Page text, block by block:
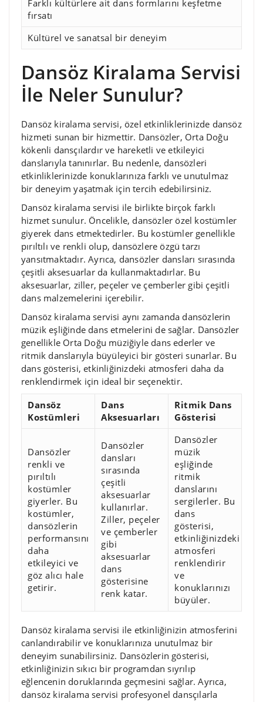
Farklı kültürlere ait dans formlarını keşfetme
fırsatı
Kültürel ve sanatsal bir deneyim
Dansöz Kiralama Servisi
İle Neler Sunulur?
Dansöz kiralama servisi, özel etkinliklerinizde dansöz
hizmeti sunan bir hizmettir. Dansözler, Orta Doğu
kökenli dansçılardır ve hareketli ve etkileyici
danslarıyla tanınırlar. Bu nedenle, dansözleri
etkinliklerinizde konuklarınıza farklı ve unutulmaz
bir deneyim yaşatmak için tercih edebilirsiniz.
Dansöz kiralama servisi ile birlikte birçok farklı
hizmet sunulur. Öncelikle, dansözler özel kostümler
giyerek dans etmektedirler. Bu kostümler genellikle
pırıltılı ve renkli olup, dansözlere özgü tarzı
yansıtmaktadır. Ayrıca, dansözler dansları sırasında
çeşitli aksesuarlar da kullanmaktadırlar. Bu
aksesuarlar, ziller, peçeler ve çemberler gibi çeşitli
dans malzemelerini içerebilir.
Dansöz kiralama servisi aynı zamanda dansözlerin
müzik eşliğinde dans etmelerini de sağlar. Dansözler
genellikle Orta Doğu müziğiyle dans ederler ve
ritmik danslarıyla büyüleyici bir gösteri sunarlar. Bu
dans gösterisi, etkinliğinizdeki atmosferi daha da
renklendirmek için ideal bir seçenektir.
Dansöz
Kostümleri
Dans
Aksesuarları
Ritmik Dans
Gösterisi
Dansözler
renkli ve
pırıltılı
kostümler
giyerler. Bu
kostümler,
dansözlerin
performansını
daha
etkileyici ve
göz alıcı hale
getirir.
Dansözler
dansları
sırasında
çeşitli
aksesuarlar
kullanırlar.
Ziller, peçeler
ve çemberler
gibi
aksesuarlar
dans
gösterisine
renk katar.
Dansözler
müzik
eşliğinde
ritmik
danslarını
sergilerler. Bu
dans
gösterisi,
etkinliğinizdeki
atmosferi
renklendirir
ve
konuklarınızı
büyüler.
Dansöz kiralama servisi ile etkinliğinizin atmosferini
canlandırabilir ve konuklarınıza unutulmaz bir
deneyim sunabilirsiniz. Dansözlerin gösterisi,
etkinliğinizin sıkıcı bir programdan sıyrılıp
eğlencenin doruklarında geçmesini sağlar. Ayrıca,
dansöz kiralama servisi profesyonel dansçılarla